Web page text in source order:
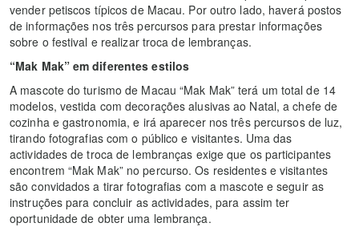
vender petiscos típicos de Macau. Por outro lado, haverá postos
de informações nos três percursos para prestar informações
sobre o festival e realizar troca de lembranças.
“Mak Mak” em diferentes estilos
A mascote do turismo de Macau “Mak Mak” terá um total de 14
modelos, vestida com decorações alusivas ao Natal, a chefe de
cozinha e gastronomia, e irá aparecer nos três percursos de luz,
tirando fotografias com o público e visitantes. Uma das
actividades de troca de lembranças exige que os participantes
encontrem “Mak Mak” no percurso. Os residentes e visitantes
são convidados a tirar fotografias com a mascote e seguir as
instruções para concluir as actividades, para assim ter
oportunidade de obter uma lembrança.